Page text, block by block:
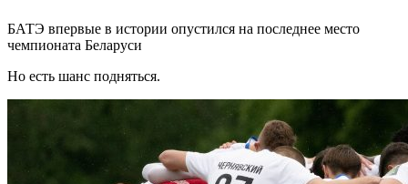
БАТЭ впервые в истории опустился на последнее место
чемпионата Беларуси
Но есть шанс подняться.